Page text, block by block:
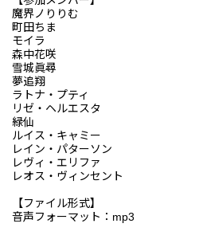
魔界ノりりむ
町田ちま
モイラ
森中花咲
雪城眞尋
夢追翔
ラトナ・プティ
リゼ・ヘルエスタ
緑仙
ルイス・キャミー
レイン・パターソン
レヴィ・エリファ
レオス・ヴィンセント
【ファイル形式】
音声フォーマット：mp3